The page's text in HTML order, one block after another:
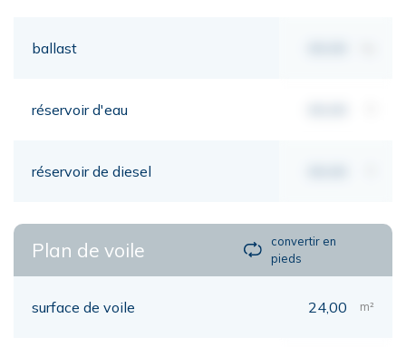
ballast
réservoir d'eau
réservoir de diesel
Plan de voile
convertir en
pieds
surface de voile 24,00 m²